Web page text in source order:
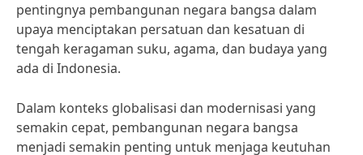
pentingnya pembangunan negara bangsa dalam
upaya menciptakan persatuan dan kesatuan di
tengah keragaman suku, agama, dan budaya yang
ada di Indonesia.
Dalam konteks globalisasi dan modernisasi yang
semakin cepat, pembangunan negara bangsa
menjadi semakin penting untuk menjaga keutuhan